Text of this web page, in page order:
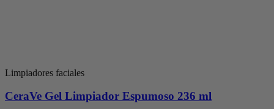
Limpiadores faciales
CeraVe Gel Limpiador Espumoso 236 ml